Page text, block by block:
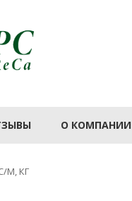
О КОМПАНИИ
М, КГ